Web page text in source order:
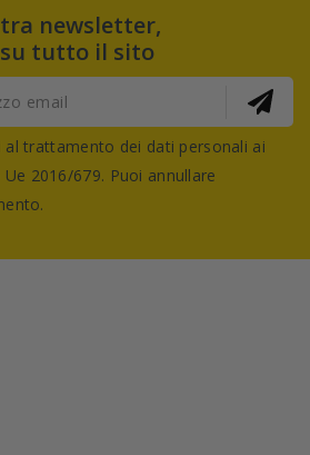
newsletter,
tutto il sito
al trattamento dei dati personali ai
2016/679. Puoi annullare